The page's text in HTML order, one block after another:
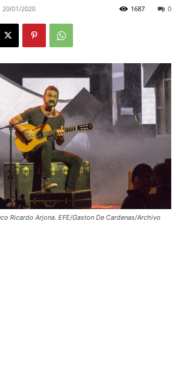
20/01/2020 0
1687
Ricardo Arjona. EFE/Gaston De Cardenas/Archivo